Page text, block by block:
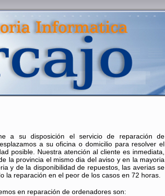
a su disposición el servicio de reparación de
a su oficina o domicilio para resolver el
posible. Nuestra atención al cliente es inmediata,
la provincia el mismo dia del aviso y en la mayoria
y de la disponibilidad de repuestos, las averias se
la reparación en el peor de los casos en 72 horas.
en reparación de ordenadores son: